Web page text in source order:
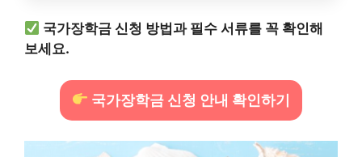
국가장학금 신청 방법과 필수 서류를 꼭 확인해
보세요.
국가장학금 신청 안내 확인하기